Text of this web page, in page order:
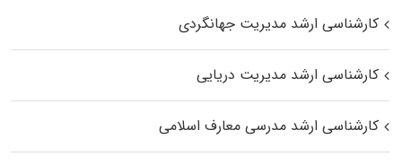
کارشناسی ارشد مدیریت جهانگردی
کارشناسی ارشد مدیریت دریایی
کارشناسی ارشد مدرسی معارف اسلامی